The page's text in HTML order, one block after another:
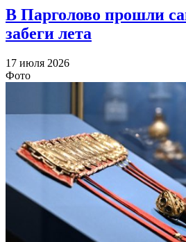
В Парголово прошли
забеги лета
17 июля 2026
Фото